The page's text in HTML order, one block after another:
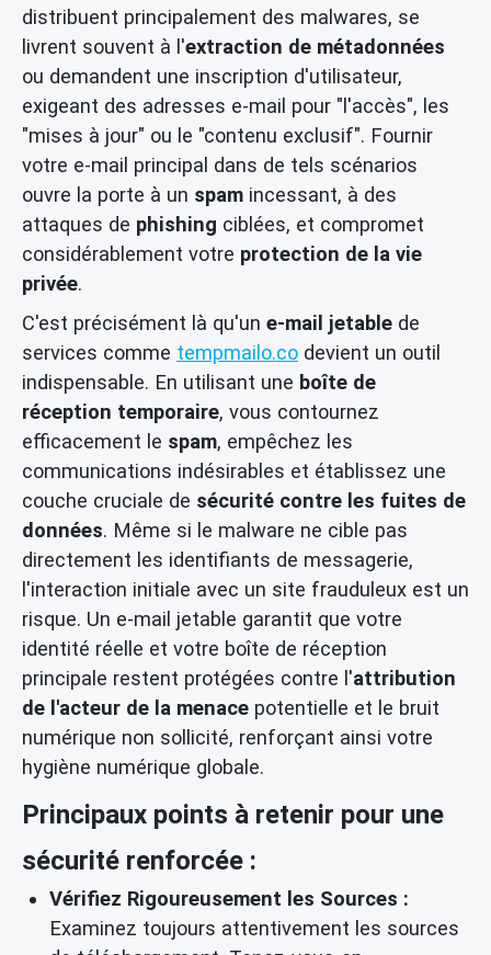
distribuent principalement des malwares, se
livrent souvent à l'extraction de métadonnées
ou demandent une inscription d'utilisateur,
exigeant des adresses e-mail pour "l'accès", les
"mises à jour" ou le "contenu exclusif". Fournir
votre e-mail principal dans de tels scénarios
ouvre la porte à un spam incessant, à des
attaques de phishing ciblées, et compromet
considérablement votre protection de la vie
privée.
C'est précisément là qu'un e-mail jetable de
services comme tempmailo.co devient un outil
indispensable. En utilisant une boîte de
réception temporaire, vous contournez
efficacement le spam, empêchez les
communications indésirables et établissez une
couche cruciale de sécurité contre les fuites de
données. Même si le malware ne cible pas
directement les identifiants de messagerie,
l'interaction initiale avec un site frauduleux est un
risque. Un e-mail jetable garantit que votre
identité réelle et votre boîte de réception
principale restent protégées contre l'attribution
de l'acteur de la menace potentielle et le bruit
numérique non sollicité, renforçant ainsi votre
hygiène numérique globale.
Principaux points à retenir pour une
sécurité renforcée :
Vérifiez Rigoureusement les Sources :
Examinez toujours attentivement les sources